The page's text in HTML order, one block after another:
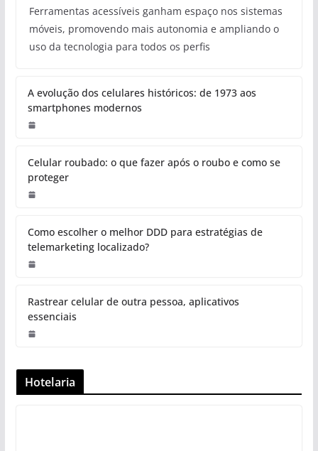
Ferramentas acessíveis ganham espaço nos sistemas
móveis, promovendo mais autonomia e ampliando o
uso da tecnologia para todos os perfis
A evolução dos celulares históricos: de 1973 aos
smartphones modernos
Celular roubado: o que fazer após o roubo e como se
proteger
Como escolher o melhor DDD para estratégias de
telemarketing localizado?
Rastrear celular de outra pessoa, aplicativos
essenciais
Hotelaria